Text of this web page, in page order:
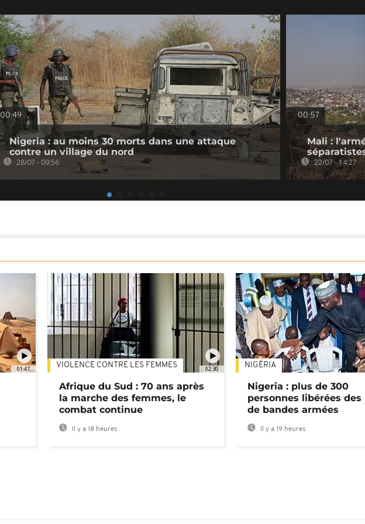
00:49
Nigeria : au moins 30 morts dans une attaque
contre un village du nord
28/07 - 09:56
00:57
Mali :
22/07 - 14:27
01:47 02:30
VIOLENCE CONTRE LES FEMMES
Afrique du Sud : 70 ans après
la marche des femmes, le
combat continue
Il y a 18 heures
NIGÉRIA
Nigeria : plus de 300
personnes libérées des
de bandes armées
Il y a 19 heures